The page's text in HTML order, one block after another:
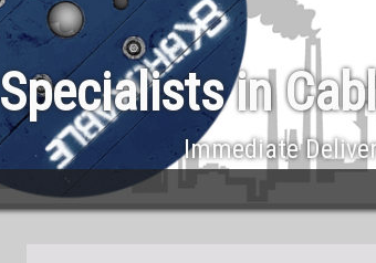
Specialists in
Immediate